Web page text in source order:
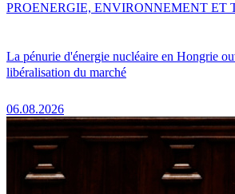
La pénurie d'énergie nucléaire en Hongrie
libéralisation du marché
06.08.2026
PROENERGIE, ENVIRONNEMENT ET